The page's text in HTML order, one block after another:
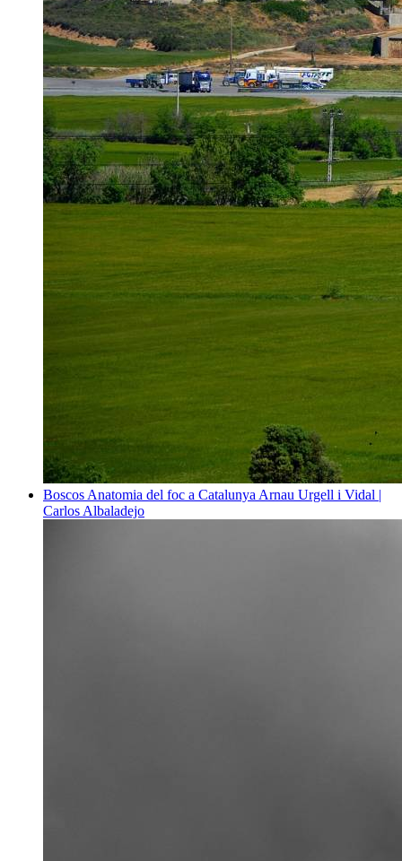
Boscos Anatomia del foc a Catalunya Arnau Urgell i Vidal |
Carlos Albaladejo